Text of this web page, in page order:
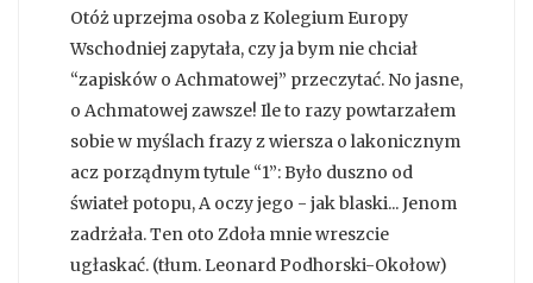
Otóż uprzejma osoba z Kolegium Europy
Wschodniej zapytała, czy ja bym nie chciał
“zapisków o Achmatowej” przeczytać. No jasne,
o Achmatowej zawsze! Ile to razy powtarzałem
sobie w myślach frazy z wiersza o lakonicznym
acz porządnym tytule “1”: Było duszno od
świateł potopu, A oczy jego - jak blaski... Jenom
zadrżała. Ten oto Zdoła mnie wreszcie
ugłaskać. (tłum. Leonard Podhorski-Okołow)